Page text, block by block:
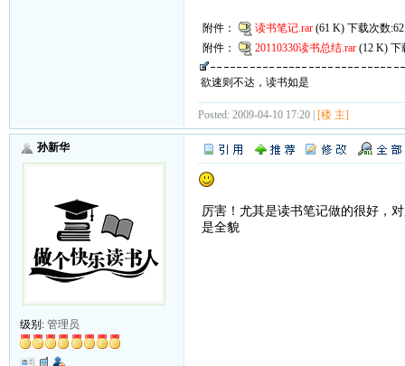
附件： 读书笔记.rar(61 K) 下载次数:62
附件：
20110330读书总结.rar(12 K) 下
欲速则不达，读书如是
Posted: 2009-04-10 17:20 | [楼 主]
孙新华
级别: 管理员
厉害！尤其是读书笔记做的很好，
是全貌